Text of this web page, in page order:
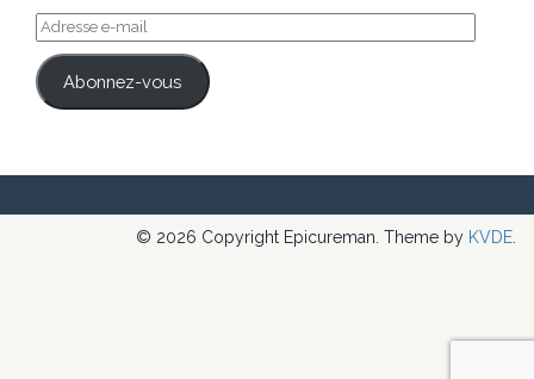
Adresse
e-
mail
Abonnez-vous
© 2026 Copyright Epicureman. Theme by KVDE.